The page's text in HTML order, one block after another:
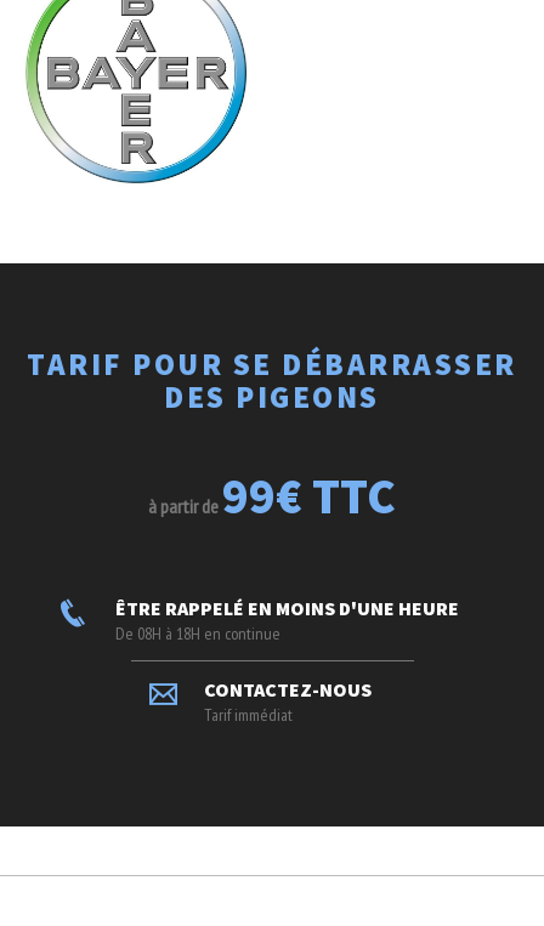
TARIF POUR SE DÉBARRASSER
DES PIGEONS
à partir de 99€ TTC
ÊTRE RAPPELÉ EN MOINS D'UNE HEURE
De 08H à 18H en continue
CONTACTEZ-NOUS
Tarif immédiat